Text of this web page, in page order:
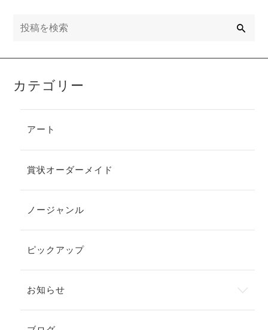
カテゴリー
アート
賞状オーダーメイド
ノージャンル
ピックアップ
お知らせ